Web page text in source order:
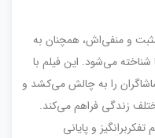
و منفی‌اش، همچنان به
شناخته می‌شود. این فیلم با
را به چالش می‌کشد و
زندگی فراهم می‌کند.
و پایانی